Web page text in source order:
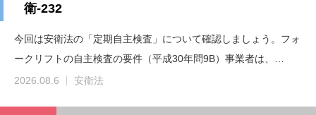
衛-232
今回は安衛法の「定期自主検査」について確認しましょう。フォ
ークリフトの自主検査の要件（平成30年問9B）事業者は、…
2026.08.6
安衛法